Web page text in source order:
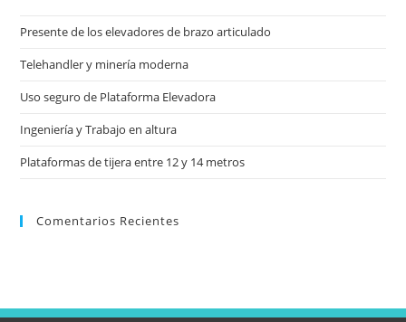
Presente de los elevadores de brazo articulado
Telehandler y minería moderna
Uso seguro de Plataforma Elevadora
Ingeniería y Trabajo en altura
Plataformas de tijera entre 12 y 14 metros
Comentarios Recientes